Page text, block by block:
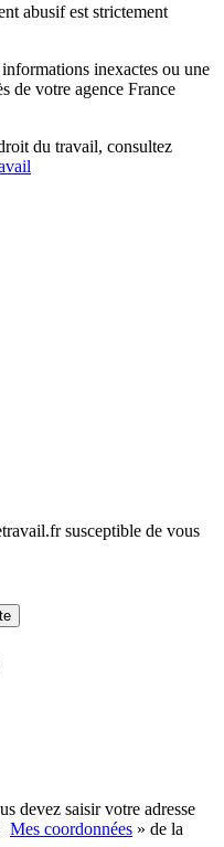
abusif est strictement
informations inexactes ou une
de votre agence France
du travail, consultez
susceptible de vous
devez saisir votre adresse
Mes coordonnées » de la